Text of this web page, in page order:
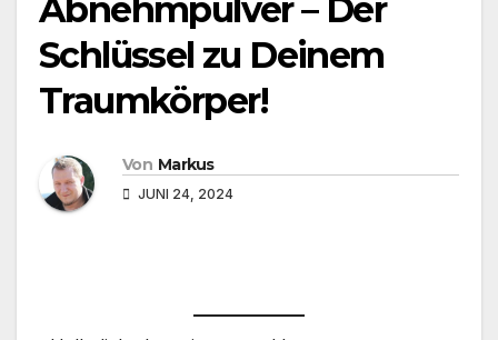
Abnehmpulver – Der
Schlüssel zu Deinem
Traumkörper!
Von Markus
JUNI 24, 2024